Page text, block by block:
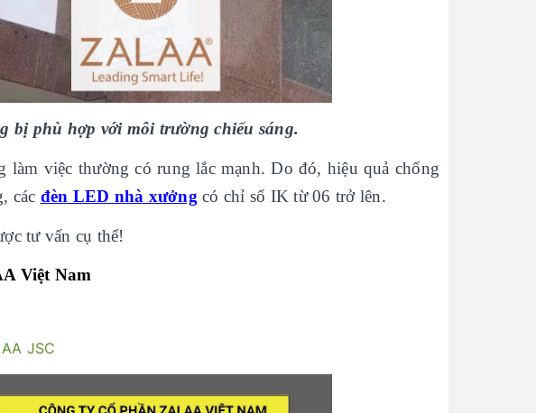
bị phù hợp với môi trường chiếu sáng.
việc thường có rung lắc mạnh. Do đó, hiệu quả chống
các đèn LED nhà xưởng có chỉ số IK từ 06 trở lên.
tư vấn cụ thể!
Việt Nam
JSC